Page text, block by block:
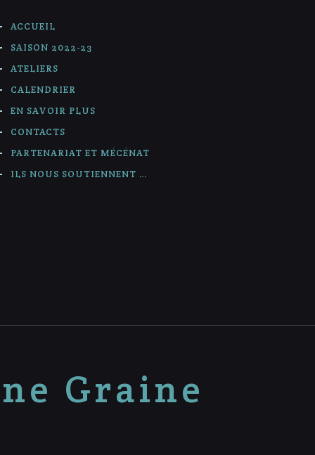
ACCUEIL
SAISON 2022-23
ATELIERS
CALENDRIER
EN SAVOIR PLUS
CONTACTS
PARTENARIAT ET MÉCÉNAT
ILS NOUS SOUTIENNENT …
Graine